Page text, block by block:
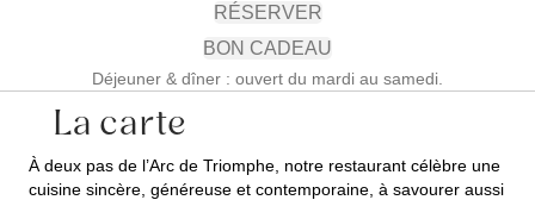
RÉSERVER
BON CADEAU
Déjeuner & dîner : ouvert du mardi au samedi.
La carte
À deux pas de l’Arc de Triomphe, notre restaurant célèbre une
cuisine sincère, généreuse et contemporaine, à savourer aussi